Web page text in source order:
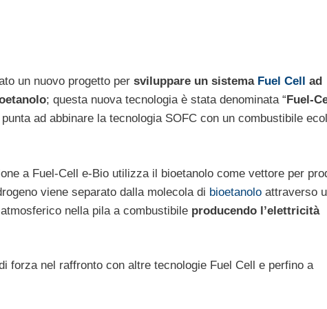
un nuovo progetto per sviluppare un sistema Fuel Cell
ad
; questa nuova tecnologia è stata denominata “ Fuel-
ad abbinare la tecnologia SOFC con un combustibile
a Fuel-Cell e-Bio utilizza il bioetanolo come vettore per
viene separato dalla molecola di bioetanolo attraverso
nella pila a combustibile producendo l’elettricità
forza nel raffronto con altre tecnologie Fuel Cell e perfino a